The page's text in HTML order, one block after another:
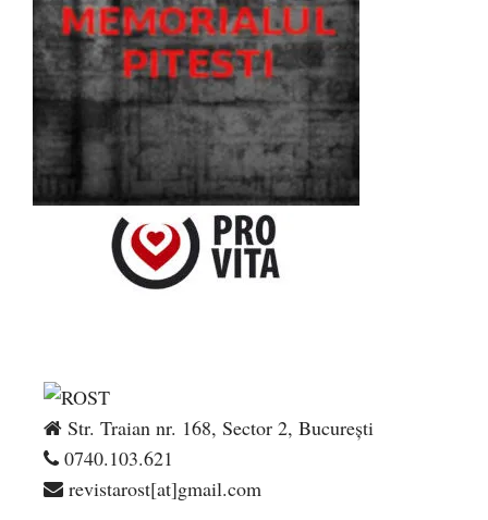
Str. Traian nr. 168, Sector 2, București
0740.103.621
revistarost[at]gmail.com